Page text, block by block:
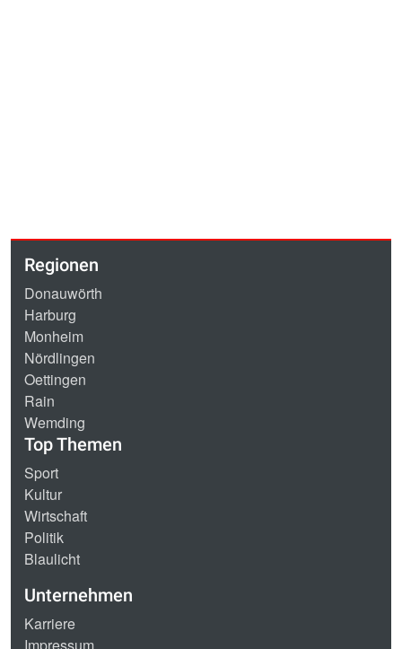
Regionen
Donauwörth
Harburg
Monheim
Nördlingen
Oettingen
Rain
Wemding
Top Themen
Sport
Kultur
Wirtschaft
Politik
Blaulicht
Unternehmen
Karriere